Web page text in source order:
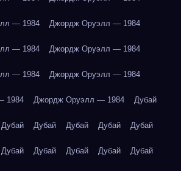
— 1984 Джордж Оруэлл — 1984
— 1984 Джордж Оруэлл — 1984
— 1984 Джордж Оруэлл — 1984
1984 Джордж Оруэлл — 1984 Дубай
Дубай Дубай Дубай Дубай Дубай
Дубай Дубай Дубай Дубай Дубай